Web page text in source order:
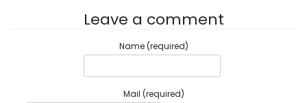
Leave a comment
Name (required)
Mail (required)